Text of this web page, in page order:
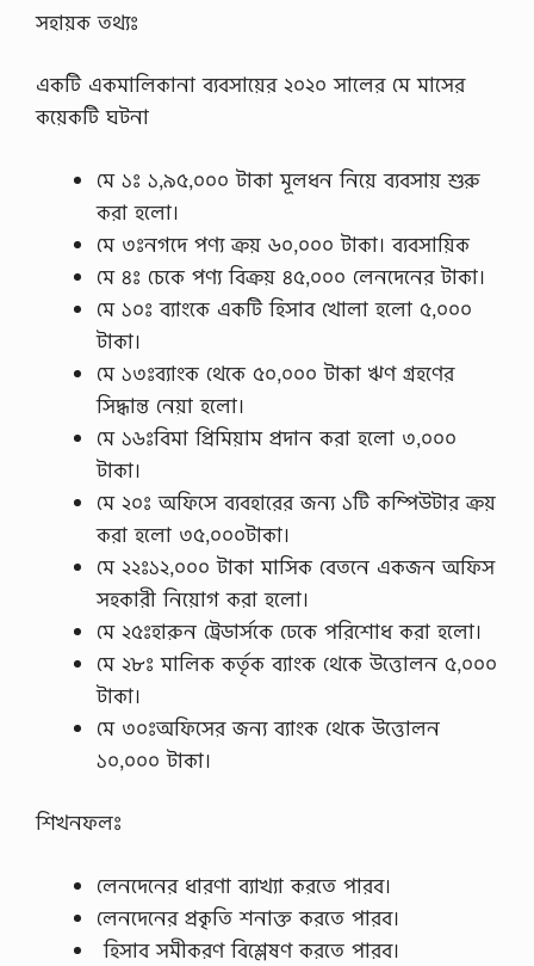
সহায়ক তথ্যঃ
একটি একমালিকানা ব্যবসায়ের ২০২০ সালের মে মাসের
কয়েকটি ঘটনা
মে ১ঃ ১,৯৫,০০০ টাকা মূলধন নিয়ে ব্যবসায় শুরু
করা হলো।
মে ৩ঃনগদে পণ্য ক্রয় ৬০,০০০ টাকা। ব্যবসায়িক
মে ৪ঃ চেকে পণ্য বিক্রয় ৪৫,০০০ লেনদেনের টাকা।
মে ১০ঃ ব্যাংকে একটি হিসাব খােলা হলাে ৫,০০০
টাকা।
মে ১৩ঃব্যাংক থেকে ৫০,০০০ টাকা ঋণ গ্রহণের
সিদ্ধান্ত নেয়া হলাে।
মে ১৬ঃবিমা প্রিমিয়াম প্রদান করা হলাে ৩,০০০
টাকা।
মে ২০ঃ অফিসে ব্যবহারের জন্য ১টি কম্পিউটার ক্রয়
করা হলাে ৩৫,০০০টাকা।
মে ২২ঃ১২,০০০ টাকা মাসিক বেতনে একজন অফিস
সহকারী নিয়ােগ করা হলাে।
মে ২৫ঃহারুন ট্রেডার্সকে ঢেকে পরিশােধ করা হলাে।
মে ২৮ঃ মালিক কর্তৃক ব্যাংক থেকে উত্তোলন ৫,০০০
টাকা।
মে ৩০ঃঅফিসের জন্য ব্যাংক থেকে উত্তোলন
১০,০০০ টাকা।
শিখনফলঃ
লেনদেনের ধারণা ব্যাখ্যা করতে পারব।
লেনদেনের প্রকৃতি শনাক্ত করতে পারব।
হিসাব সমীকরণ বিশ্লেষণ করতে পারব।